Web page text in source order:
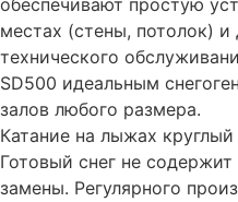
обеспечивают простую
местах (стены, потолок) и
технического
SD500 идеальным
залов любого размера.
Катание на лыжах круглый
Готовый снег не
замены. Регулярного